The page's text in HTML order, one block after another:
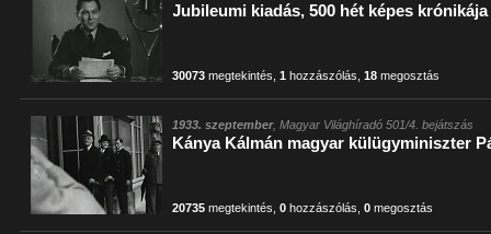
Jubileumi kiadás, 500 hét képes krónikája
30073 megtekintés ,1 hozzászólás ,18 megosztás
1933. szeptember, Magyar Világhíradó 501/4. bejátszás
Kánya Kálmán magyar külügyminiszter
20735 megtekintés ,0 hozzászólás ,0 megosztás